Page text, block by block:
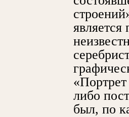
либо
был, по